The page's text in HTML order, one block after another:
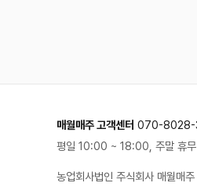
매월매주 고객센터 070-8028-
평일 10:00 ~ 18:00, 주말 휴무
농업회사법인 주식회사 매월매주